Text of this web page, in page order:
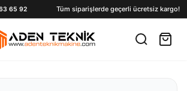
65 92 Tüm siparişlerde geçerli ücretsiz kargo!